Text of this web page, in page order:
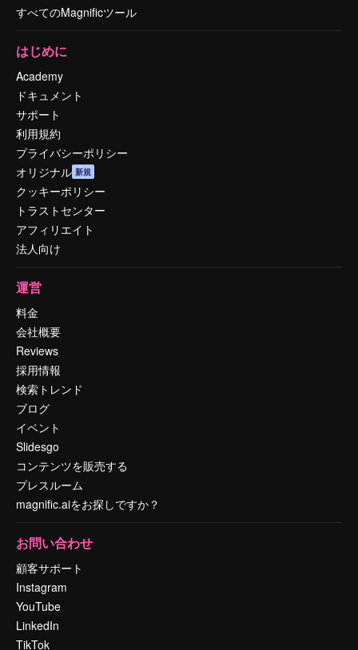
すべてのMagnificツール
はじめに
Academy
ドキュメント
サポート
利用規約
プライバシーポリシー
オリジナル 新規
クッキーポリシー
トラストセンター
アフィリエイト
法人向け
運営
料金
会社概要
Reviews
採用情報
検索トレンド
ブログ
イベント
Slidesgo
コンテンツを販売する
プレスルーム
magnific.aiをお探しですか？
お問い合わせ
顧客サポート
Instagram
YouTube
LinkedIn
TikTok